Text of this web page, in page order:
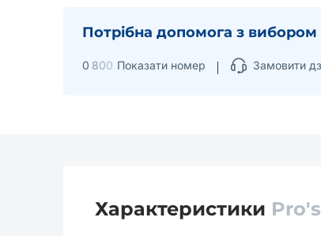
Потрібна допомога з вибором
0 800 Показати номер Замовити
Характеристики